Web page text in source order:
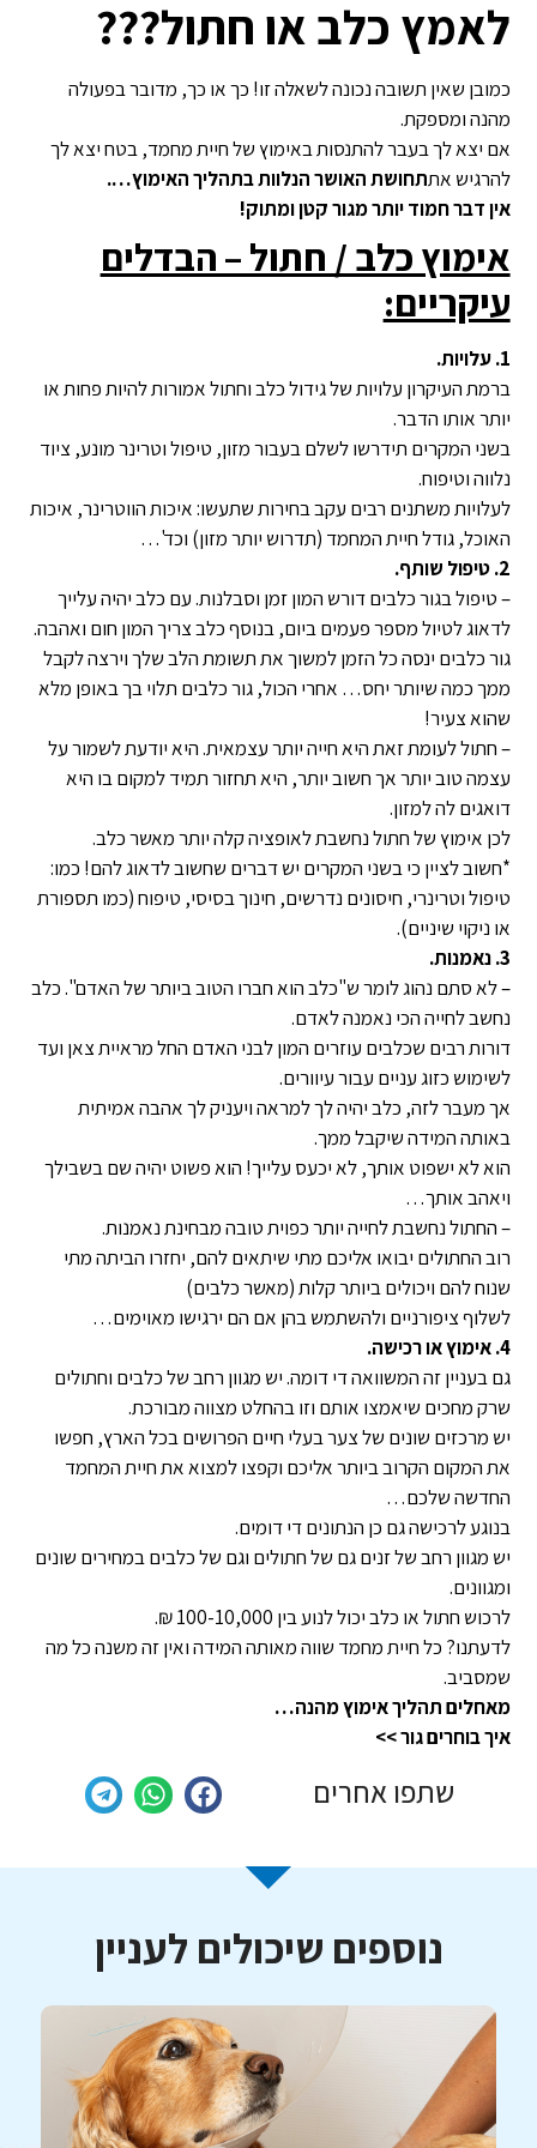
לאמץ כלב או חתול???
כמובן שאין תשובה נכונה לשאלה זו! כך או כך, מדובר בפעולה
מהנה ומספקת.
אם יצא לך בעבר להתנסות באימוץ של חיית מחמד, בטח יצא לך
להרגיש אתתחושת האושר הנלוות בתהליך האימוץ….
אין דבר חמוד יותר מגור קטן ומתוק!
אימוץ כלב / חתול – הבדלים
עיקריים:
1. עלויות.
ברמת העיקרון עלויות של גידול כלב וחתול אמורות להיות פחות או
יותר אותו הדבר.
בשני המקרים תידרשו לשלם בעבור מזון, טיפול וטרינר מונע, ציוד
נלווה וטיפוח.
לעלויות משתנים רבים עקב בחירות שתעשו: איכות הווטרינר, איכות
האוכל, גודל חיית המחמד (תדרוש יותר מזון) וכד'…
2. טיפול שותף.
– טיפול בגור כלבים דורש המון זמן וסבלנות. עם כלב יהיה עלייך
לדאוג לטיול מספר פעמים ביום, בנוסף כלב צריך המון חום ואהבה.
גור כלבים ינסה כל הזמן למשוך את תשומת הלב שלך וירצה לקבל
ממך כמה שיותר יחס… אחרי הכול, גור כלבים תלוי בך באופן מלא
שהוא צעיר!
– חתול לעומת זאת היא חייה יותר עצמאית. היא יודעת לשמור על
עצמה טוב יותר אך חשוב יותר, היא תחזור תמיד למקום בו היא
דואגים לה למזון.
לכן אימוץ של חתול נחשבת לאופציה קלה יותר מאשר כלב.
*חשוב לציין כי בשני המקרים יש דברים שחשוב לדאוג להם! כמו:
טיפול וטרינרי, חיסונים נדרשים, חינוך בסיסי, טיפוח (כמו תספורת
או ניקוי שיניים).
3. נאמנות.
– לא סתם נהוג לומר ש"כלב הוא חברו הטוב ביותר של האדם". כלב
נחשב לחייה הכי נאמנה לאדם.
דורות רבים שכלבים עוזרים המון לבני האדם החל מראיית צאן ועד
לשימוש כזוג עניים עבור עיוורים.
אך מעבר לזה, כלב יהיה לך למראה ויעניק לך אהבה אמיתית
באותה המידה שיקבל ממך.
הוא לא ישפוט אותך, לא יכעס עלייך! הוא פשוט יהיה שם בשבילך
ויאהב אותך…
– החתול נחשבת לחייה יותר כפוית טובה מבחינת נאמנות.
רוב החתולים יבואו אליכם מתי שיתאים להם, יחזרו הביתה מתי
שנוח להם ויכולים ביותר קלות (מאשר כלבים)
לשלוף ציפורניים ולהשתמש בהן אם הם ירגישו מאוימים…
4. אימוץ או רכישה.
גם בעניין זה המשוואה די דומה. יש מגוון רחב של כלבים וחתולים
שרק מחכים שיאמצו אותם וזו בהחלט מצווה מבורכת.
יש מרכזים שונים של צער בעלי חיים הפרושים בכל הארץ, חפשו
את המקום הקרוב ביותר אליכם וקפצו למצוא את חיית המחמד
החדשה שלכם…
בנוגע לרכישה גם כן הנתונים די דומים.
יש מגוון רחב של זנים גם של חתולים וגם של כלבים במחירים שונים
ומגוונים.
לרכוש חתול או כלב יכול לנוע בין 100-10,000 ₪.
לדעתנו? כל חיית מחמד שווה מאותה המידה ואין זה משנה כל מה
שמסביב.
מאחלים תהליך אימוץ מהנה…
איך בוחרים גור>>
שתפו אחרים
נוספים שיכולים לעניין